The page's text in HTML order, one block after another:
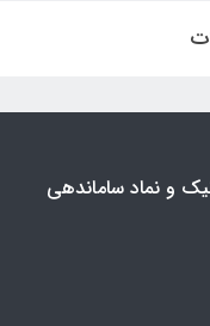
و نماد ساماندهی